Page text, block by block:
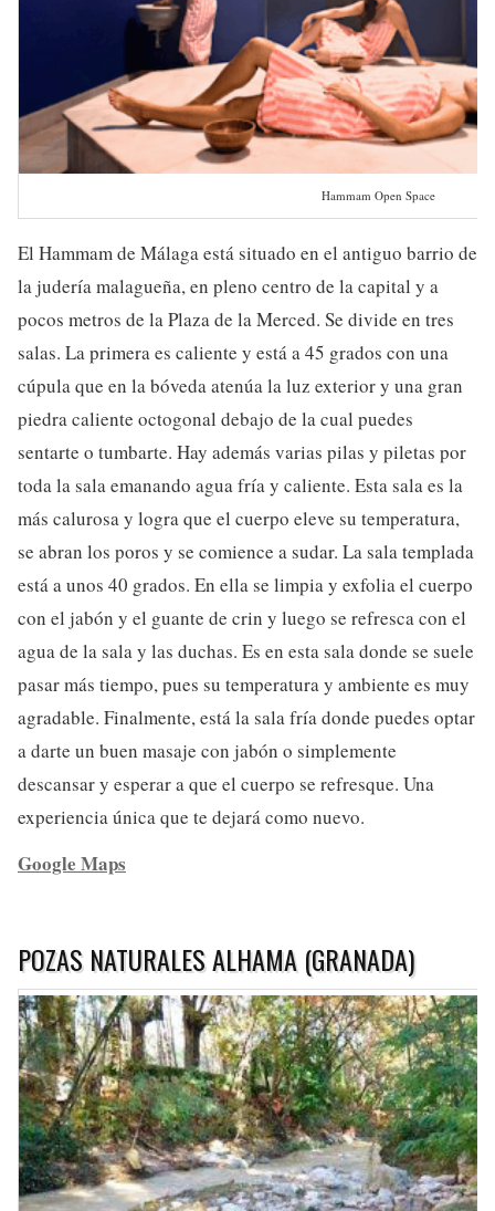
Hammam Open Space
El Hammam de Málaga está situado en el antiguo barrio de
la judería malagueña, en pleno centro de la capital y a
pocos metros de la Plaza de la Merced. Se divide en tres
salas. La primera es caliente y está a 45 grados con una
cúpula que en la bóveda atenúa la luz exterior y una gran
piedra caliente octogonal debajo de la cual puedes
sentarte o tumbarte. Hay además varias pilas y piletas por
toda la sala emanando agua fría y caliente. Esta sala es la
más calurosa y logra que el cuerpo eleve su temperatura,
se abran los poros y se comience a sudar. La sala templada
está a unos 40 grados. En ella se limpia y exfolia el cuerpo
con el jabón y el guante de crin y luego se refresca con el
agua de la sala y las duchas. Es en esta sala donde se suele
pasar más tiempo, pues su temperatura y ambiente es muy
agradable. Finalmente, está la sala fría donde puedes optar
a darte un buen masaje con jabón o simplemente
descansar y esperar a que el cuerpo se refresque. Una
experiencia única que te dejará como nuevo.
Google Maps
POZAS NATURALES ALHAMA (GRANADA)